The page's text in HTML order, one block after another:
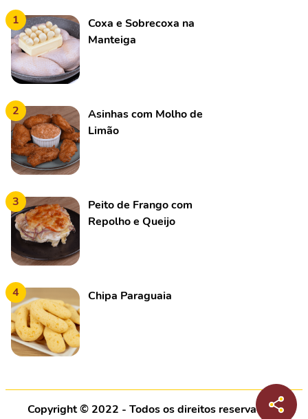
1
Coxa e Sobrecoxa na
Manteiga
2
Asinhas com Molho de
Limão
3
Peito de Frango com
Repolho e Queijo
4 Chipa Paraguaia
Copyright © 2022 - Todos os direitos reservados |